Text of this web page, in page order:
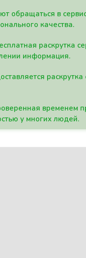
обращаться в
качества.
раскрутка
информация.
временем
у многих людей.